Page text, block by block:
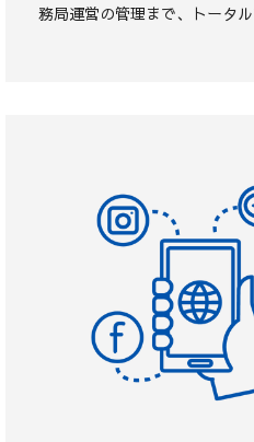
務局運営の管理まで、トータ